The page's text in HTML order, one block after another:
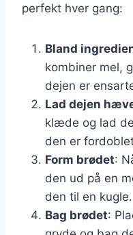
perfekt hver gang:
Bland
kombiner mel,
dejen er
Lad dejen
klæde og lad
den er
Form brødet:
den ud på en
den til en kugle.
Bag brødet: